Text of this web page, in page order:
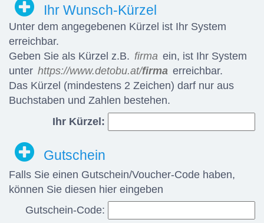
Ihr Wunsch-Kürzel
Unter dem angegebenen Kürzel ist Ihr System
erreichbar.
Geben Sie als Kürzel z.B. firma ein, ist Ihr System
unter https://www.detobu.at/firma erreichbar.
Das Kürzel (mindestens 2 Zeichen) darf nur aus
Buchstaben und Zahlen bestehen.
Ihr Kürzel:
Gutschein
Falls Sie einen Gutschein/Voucher-Code haben,
können Sie diesen hier eingeben
Gutschein-Code: